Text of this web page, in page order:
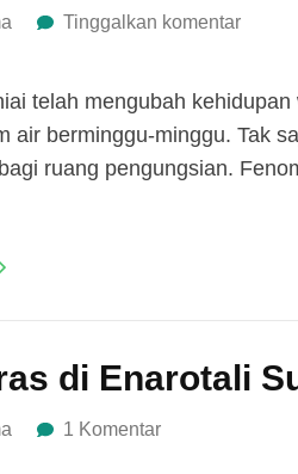
Tinggalkan komentar
telah mengubah
air berminggu-minggu. Tak
ruang pengungsian.
di Enarotali
1 Komentar